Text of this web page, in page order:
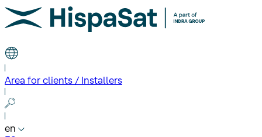
Area for clients / Installers
en